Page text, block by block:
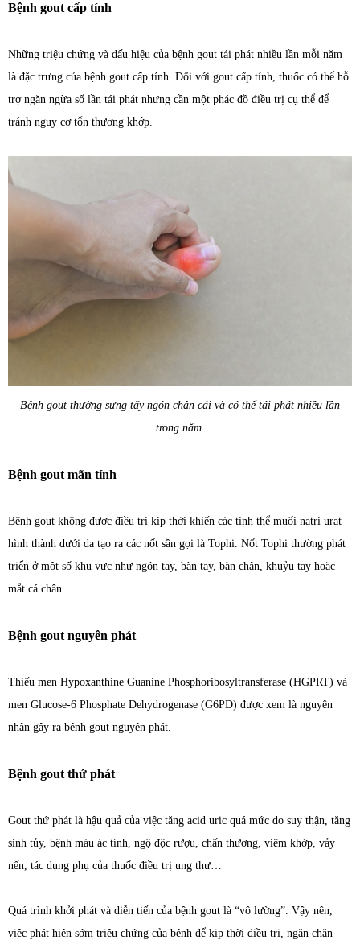
Bệnh gout cấp tính
Những triệu chứng và dấu hiệu của bệnh gout tái phát nhiều lần mỗi năm
là đặc trưng của bệnh gout cấp tính. Đối với gout cấp tính, thuốc có thể hỗ
trợ ngăn ngừa số lần tái phát nhưng cần một phác đồ điều trị cụ thể để
tránh nguy cơ tổn thương khớp.
Bệnh gout thường sưng tấy ngón chân cái và có thể tái phát nhiều lần
trong năm.
Bệnh gout mãn tính
Bệnh gout không được điều trị kịp thời khiến các tinh thể muối natri urat
hình thành dưới da tạo ra các nốt sần gọi là Tophi. Nốt Tophi thường phát
triển ở một số khu vực như ngón tay, bàn tay, bàn chân, khuỷu tay hoặc
mắt cá chân.
Bệnh gout nguyên phát
Thiếu men Hypoxanthine Guanine Phosphoribosyltransferase (HGPRT) và
men Glucose-6 Phosphate Dehydrogenase (G6PD) được xem là nguyên
nhân gây ra bệnh gout nguyên phát.
Bệnh gout thứ phát
Gout thứ phát là hậu quả của việc tăng acid uric quá mức do suy thận, tăng
sinh tủy, bệnh máu ác tính, ngộ độc rượu, chấn thương, viêm khớp, vảy
nến, tác dụng phụ của thuốc điều trị ung thư…
Quá trình khởi phát và diễn tiến của bệnh gout là “vô lường”. Vậy nên,
việc phát hiện sớm triệu chứng của bệnh để kịp thời điều trị, ngăn chặn